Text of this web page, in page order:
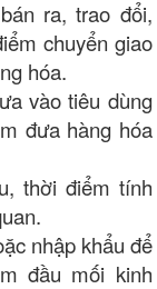
ra, trao đổi,
chuyển giao
hóa.
vào tiêu dùng
đưa hàng hóa
thời điểm tính
nhập khẩu để
đầu mối kinh